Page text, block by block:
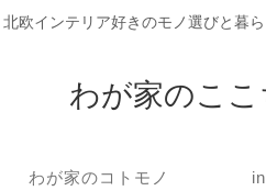
北欧インテリア好きのモノ選びと暮
わが家のここ
わが家のコトモノ